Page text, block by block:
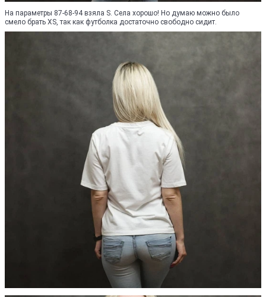
На параметры 87-68-94 взяла S. Села хорошо! Но думаю можно было
смело брать XS, так как футболка достаточно свободно сидит.